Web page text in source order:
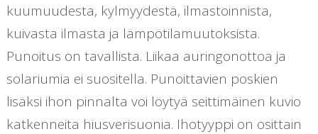
kuumuudesta, kylmyydestä, ilmastoinnista,
kuivasta ilmasta ja lämpötilamuutoksista.
Punoitus on tavallista. Liikaa auringonottoa ja
solariumia ei suositella. Punoittavien poskien
lisäksi ihon pinnalta voi löytyä seittimäinen kuvio
katkenneita hiusverisuonia. Ihotyyppi on osittain